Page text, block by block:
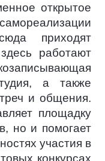
открытое
приходят
работают
а также
и общения.
площадку
но и помогает
участия в
конкурсах